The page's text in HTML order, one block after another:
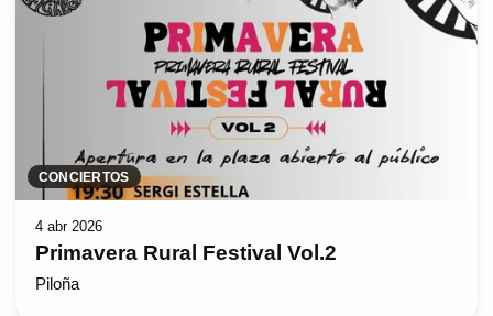
CONCIERTOS
4 abr 2026
Primavera Rural Festival Vol.2
Piloña